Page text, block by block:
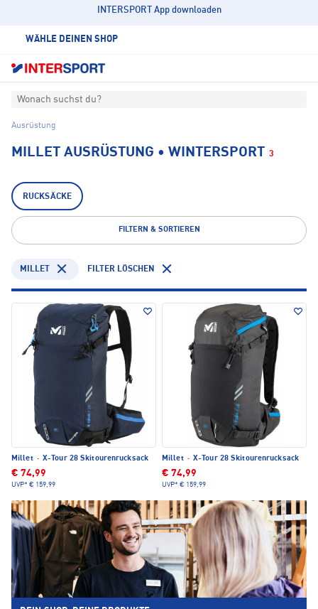
INTERSPORT App downloaden
WÄHLE DEINEN SHOP
Wonach suchst du?
Ausrüstung
MILLET AUSRÜSTUNG • WINTERSPORT 3
RUCKSÄCKE
FILTERN & SORTIEREN
MILLET FILTER LÖSCHEN
Millet · X-Tour 28 Skitourenrucksack
€ 74,99
UVP* € 159,99
Millet · X-Tour 28 Skitourenrucksack
€ 74,99
UVP* € 159,99